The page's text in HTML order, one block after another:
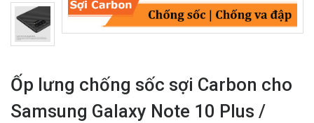
Ốp lưng chống sốc sợi Carbon cho
Samsung Galaxy Note 10 Plus /